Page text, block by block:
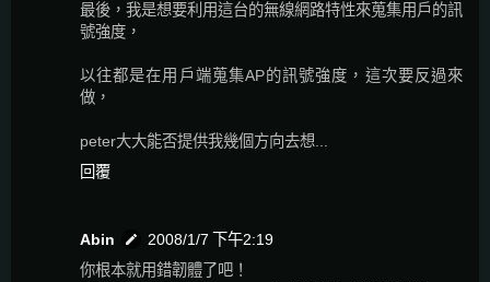
最後，我是想要利用這台的無線網路特性來蒐集用戶的訊
號強度，
以往都是在用戶端蒐集AP的訊號強度，這次要反過來
做，
peter大大能否提供我幾個方向去想...
回覆
Abin
2008/1/7 下午2:19
你根本就用錯韌體了吧！